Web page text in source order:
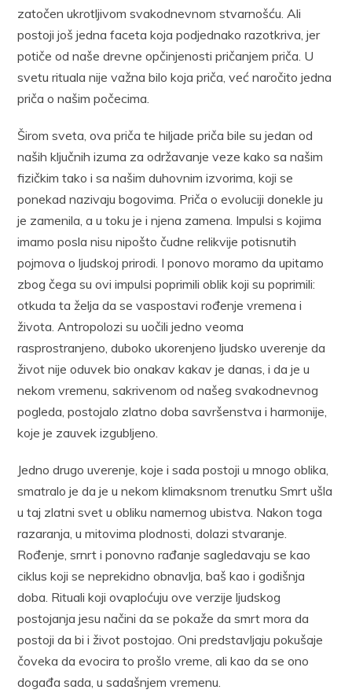
zatočen ukrotljivom svakodnevnom stvarnošću. Ali
postoji još jedna faceta koja podjednako razotkriva, jer
potiče od naše drevne opčinjenosti pričanjem priča. U
svetu rituala nije važna bilo koja priča, već naročito jedna
priča o našim počecima.
Širom sveta, ova priča te hiljade priča bile su jedan od
naših ključnih izuma za održavanje veze kako sa našim
fizičkim tako i sa našim duhovnim izvorima, koji se
ponekad nazivaju bogovima. Priča o evoluciji donekle ju
je zamenila, a u toku je i njena zamena. Impulsi s kojima
imamo posla nisu nipošto čudne relikvije potisnutih
pojmova o ljudskoj prirodi. I ponovo moramo da upitamo
zbog čega su ovi impulsi poprimili oblik koji su poprimili:
otkuda ta želja da se vaspostavi rođenje vremena i
života. Antropolozi su uočili jedno veoma
rasprostranjeno, duboko ukorenjeno ljudsko uverenje da
život nije oduvek bio onakav kakav je danas, i da je u
nekom vremenu, sakrivenom od našeg svakodnevnog
pogleda, postojalo zlatno doba savršenstva i harmonije,
koje je zauvek izgubljeno.
Jedno drugo uverenje, koje i sada postoji u mnogo oblika,
smatralo je da je u nekom klimaksnom trenutku Smrt ušla
u taj zlatni svet u obliku namernog ubistva. Nakon toga
razaranja, u mitovima plodnosti, dolazi stvaranje.
Rođenje, srnrt i ponovno rađanje sagledavaju se kao
ciklus koji se neprekidno obnavlja, baš kao i godišnja
doba. Rituali koji ovaploćuju ove verzije ljudskog
postojanja jesu načini da se pokaže da smrt mora da
postoji da bi i život postojao. Oni predstavljaju pokušaje
čoveka da evocira to prošlo vreme, ali kao da se ono
događa sada, u sadašnjem vremenu.